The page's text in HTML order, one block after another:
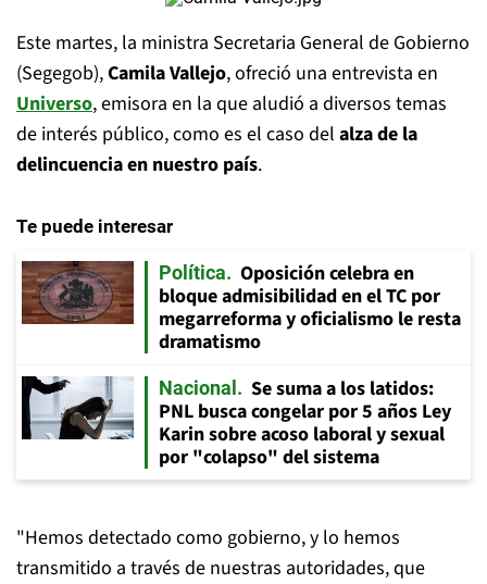
Este martes, la ministra Secretaria General de Gobierno
(Segegob),Camila Vallejo, ofreció una entrevista en
Universo, emisora en la que aludió a diversos temas
de interés público, como es el caso del alza de la
delincuencia en nuestro país.
Te puede interesar
Política
Oposición celebra en
bloque admisibilidad en el TC por
megarreforma y oficialismo le resta
dramatismo
Nacional
Se suma a los latidos:
PNL busca congelar por 5 años Ley
Karin sobre acoso laboral y sexual
por "colapso" del sistema
"Hemos detectado como gobierno, y lo hemos
transmitido a través de nuestras autoridades, que